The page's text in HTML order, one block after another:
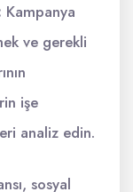
Kampanya
ve gerekli
işe
analiz edin.
sosyal